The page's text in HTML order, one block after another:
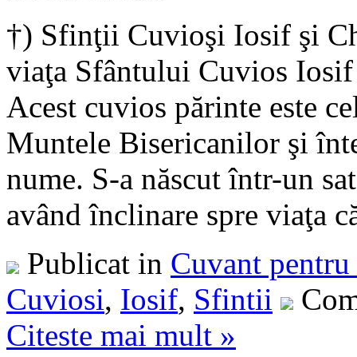
†) Sfinţii Cuvioşi Iosif şi
viaţa Sfântului Cuvios
Acest cuvios părinte este
Muntele Bisericanilor şi
nume. S-a născut într-un
având înclinare spre viaţa
Publicat in Cuvant
Cuviosi, Iosif, Sfintii
Citeste mai mult »